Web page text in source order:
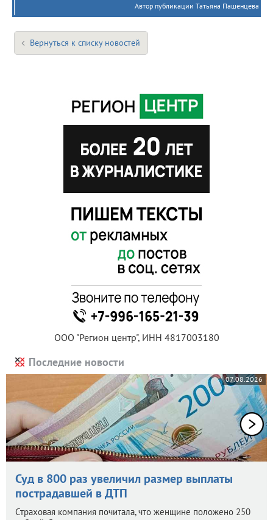
Автор публикации Татьяна Пашенцева
Вернуться к списку новостей
ООО "Регион центр", ИНН 4817003180
Последние новости
07.08.2026
Суд в 800 раз увеличил размер выплаты
пострадавшей в ДТП
Страховая компания почитала, что женщине положено 250